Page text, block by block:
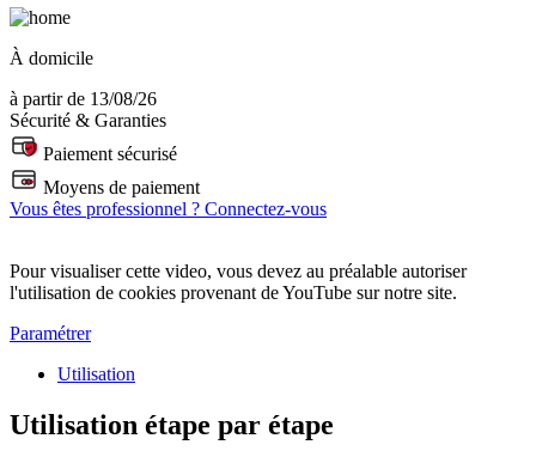
À domicile
à partir de 13/08/26
Sécurité & Garanties
Paiement sécurisé
Moyens de paiement
Vous êtes professionnel ? Connectez-vous
Pour visualiser cette video, vous devez au préalable autoriser
l'utilisation de cookies provenant de YouTube sur notre site.
Paramétrer
Utilisation
Utilisation étape par étape